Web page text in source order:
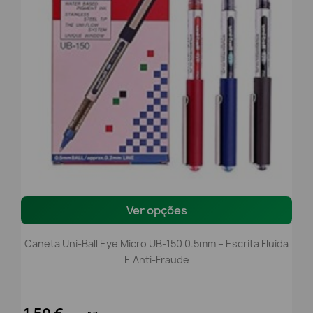
Ver opções
Caneta Uni-Ball Eye Micro UB-150 0.5mm – Escrita Fluida
E Anti-Fraude